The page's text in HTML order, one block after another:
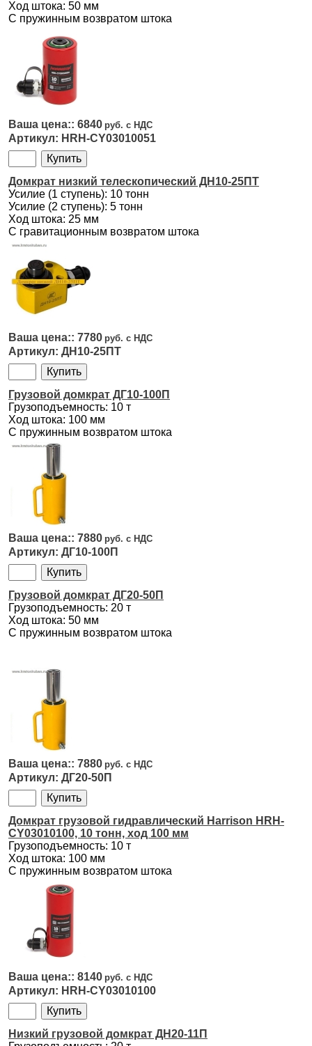
Ход штока: 50 мм
С пружинным возвратом штока
6840
HRH-CY03010051
Домкрат низкий телескопический ДН10-25ПТ
Усилие (1 ступень): 10 тонн
Усилие (2 ступень): 5 тонн
Ход штока: 25 мм
С гравитационным возвратом штока
7780
ДН10-25ПТ
Грузовой домкрат ДГ10-100П
Грузоподъемность: 10 т
Ход штока: 100 мм
С пружинным возвратом штока
7880
ДГ10-100П
Грузовой домкрат ДГ20-50П
Грузоподъемность: 20 т
Ход штока: 50 мм
С пружинным возвратом штока
7880
ДГ20-50П
Домкрат грузовой гидравлический Harrison HRH-
CY03010100, 10 тонн, ход 100 мм
Грузоподъемность: 10 т
Ход штока: 100 мм
С пружинным возвратом штока
8140
HRH-CY03010100
Низкий грузовой домкрат ДН20-11П